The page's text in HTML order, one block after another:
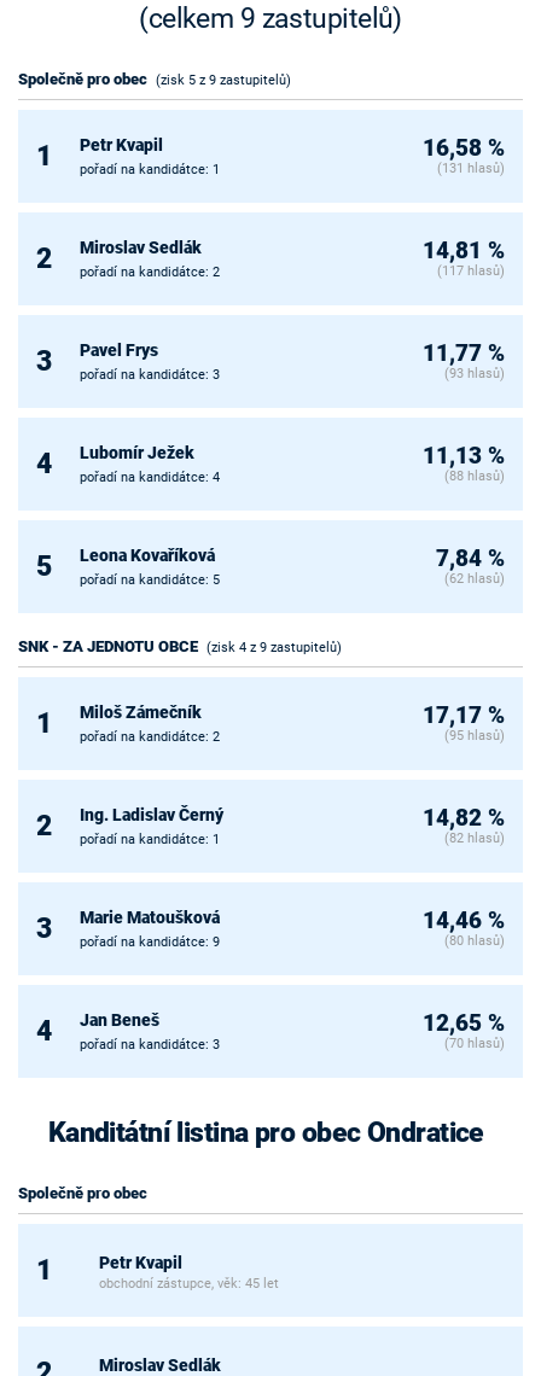
(celkem 9 zastupitelů)
Společně pro obec (zisk 5 z 9 zastupitelů)
1 Petr Kvapil
pořadí na kandidátce: 1
16,58 %
(131 hlasů)
2 Miroslav Sedlák
pořadí na kandidátce: 2
14,81 %
(117 hlasů)
3 Pavel Frys
pořadí na kandidátce: 3
11,77 %
(93 hlasů)
4 Lubomír Ježek
pořadí na kandidátce: 4
11,13 %
(88 hlasů)
5 Leona Kovaříková
pořadí na kandidátce: 5
7,84 %
(62 hlasů)
SNK - ZA JEDNOTU OBCE (zisk 4 z 9 zastupitelů)
1 Miloš Zámečník
pořadí na kandidátce: 2
17,17 %
(95 hlasů)
2 Ing. Ladislav Černý
pořadí na kandidátce: 1
14,82 %
(82 hlasů)
3 Marie Matoušková
pořadí na kandidátce: 9
14,46 %
(80 hlasů)
4 Jan Beneš
pořadí na kandidátce: 3
12,65 %
(70 hlasů)
Kanditátní listina pro obec Ondratice
Společně pro obec
1 Petr Kvapil
obchodní zástupce, věk: 45 let
Miroslav Sedlák